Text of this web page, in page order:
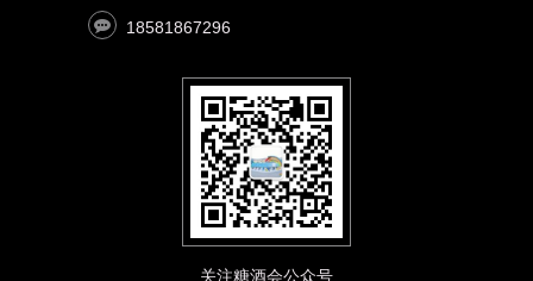
18581867296
关注糖酒会公众号